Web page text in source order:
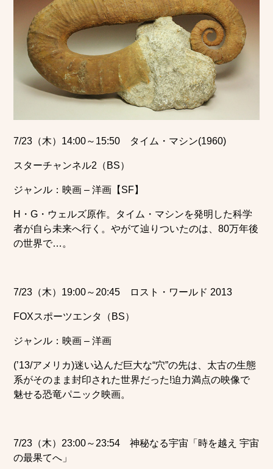
7/23（木）14:00～15:50 タイム・マシン(1960)
スターチャンネル2（BS）
ジャンル：映画 – 洋画【SF】
H・G・ウェルズ原作。タイム・マシンを発明した科学
者が自ら未来へ行く。やがて辿りついたのは、80万年後
の世界で…。
7/23（木）19:00～20:45 ロスト・ワールド 2013
FOXスポーツエンタ（BS）
ジャンル：映画 – 洋画
(’13/アメリカ)迷い込んだ巨大な“穴”の先は、太古の生態
系がそのまま封印された世界だった!迫力満点の映像で
魅せる恐竜パニック映画。
7/23（木）23:00～23:54 神秘なる宇宙「時を越え 宇宙
の最果てへ」